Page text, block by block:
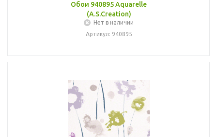
Обои 940895 Aquarelle
(A.S.Creation)
Нет в наличии
Артикул: 940895